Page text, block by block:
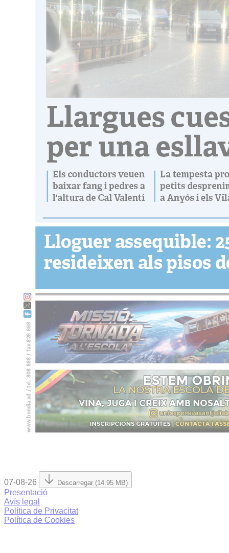
07-08-26 Descarregar (14.95 MB)
Presentació
Avís legal
Política de Privacitat
Política de Cookies